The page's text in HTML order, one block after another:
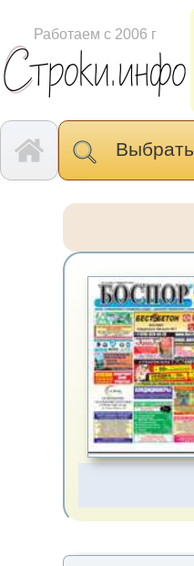
Работаем с 2006 г